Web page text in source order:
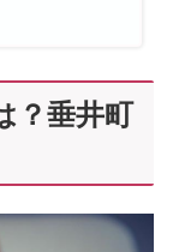
？垂井町